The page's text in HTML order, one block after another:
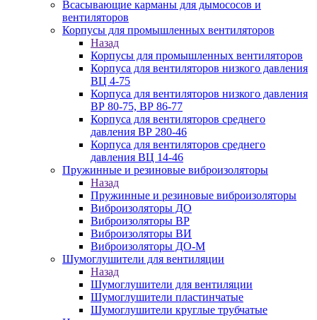
Всасывающие карманы для дымососов и
вентиляторов
Корпусы для промышленных вентиляторов
Назад
Корпусы для промышленных вентиляторов
Корпуса для вентиляторов низкого давления
ВЦ 4-75
Корпуса для вентиляторов низкого давления
ВР 80-75, ВР 86-77
Корпуса для вентиляторов среднего
давления ВР 280-46
Корпуса для вентиляторов среднего
давления ВЦ 14-46
Пружинные и резиновые виброизоляторы
Назад
Пружинные и резиновые виброизоляторы
Виброизоляторы ДО
Виброизоляторы ВР
Виброизоляторы ВИ
Виброизоляторы ДО-М
Шумоглушители для вентиляции
Назад
Шумоглушители для вентиляции
Шумоглушители пластинчатые
Шумоглушители круглые трубчатые